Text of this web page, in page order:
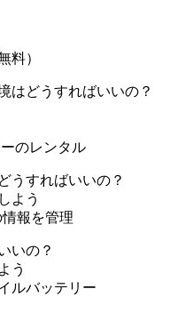
料）
はどうすればいいの？
のレンタル
うすればいいの？
よう
情報を管理
いの？
う
ルバッテリー